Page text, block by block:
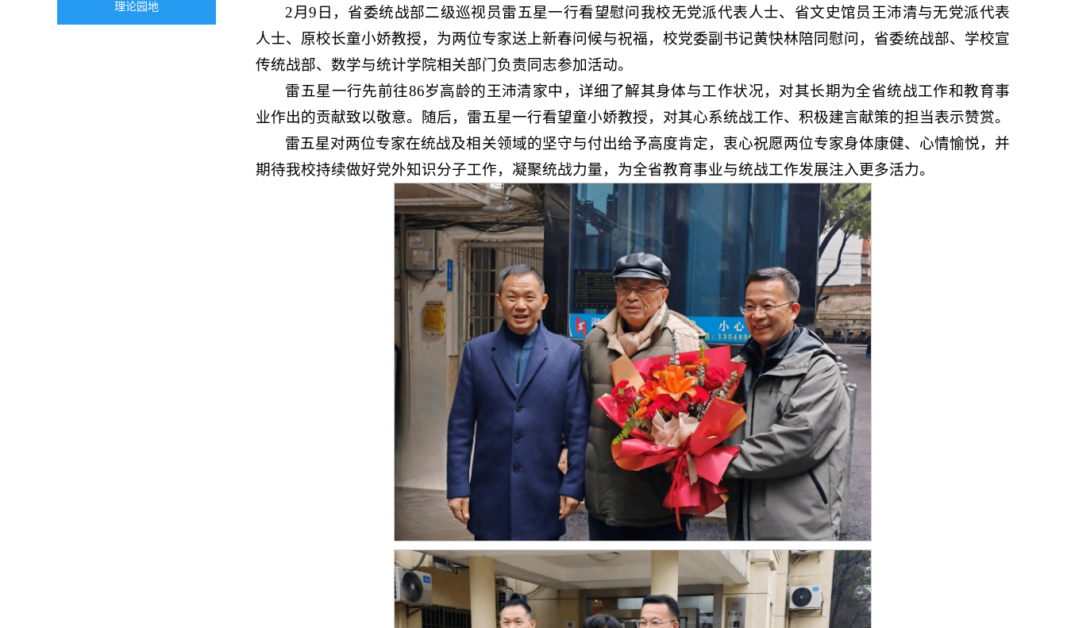
理论园地
2月9日，省委统战部二级巡视员雷五星一行看望慰问我校无党派代表人士、省文史馆员王沛清与无党派代表
人士、原校长童小娇教授，为两位专家送上新春问候与祝福，校党委副书记黄快林陪同慰问，省委统战部、学校宣
传统战部、数学与统计学院相关部门负责同志参加活动。
雷五星一行先前往86岁高龄的王沛清家中，详细了解其身体与工作状况，对其长期为全省统战工作和教育事
业作出的贡献致以敬意。随后，雷五星一行看望童小娇教授，对其心系统战工作、积极建言献策的担当表示赞赏。
雷五星对两位专家在统战及相关领域的坚守与付出给予高度肯定，衷心祝愿两位专家身体康健、心情愉悦，并
期待我校持续做好党外知识分子工作，凝聚统战力量，为全省教育事业与统战工作发展注入更多活力。